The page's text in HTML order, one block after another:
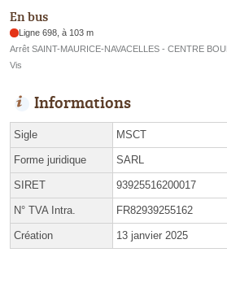
En bus
Ligne 698, à 103 m
Arrêt SAINT-MAURICE-NAVACELLES - CENTRE
Vis
Informations
Sigle MSCT
Forme juridique SARL
SIRET 93925516200017
N° TVA Intra. FR82939255162
Création 13 janvier 2025